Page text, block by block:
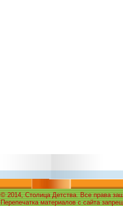
© 2014, Столица Детства. Все права
Перепечатка материалов с сайта